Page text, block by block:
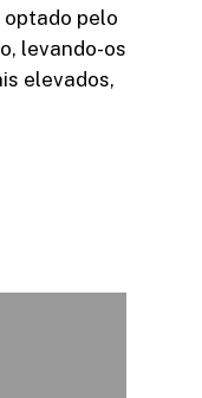
pelo
levando-os
elevados,